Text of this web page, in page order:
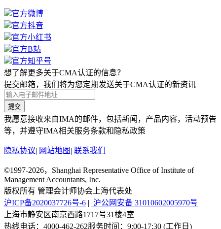
官方微博
官方抖音
官方小红书
官方B站
官方知乎号
想了解更多关于CMA认证的信息？
提交邮箱，我们将为您定期发送关于CMA认证的新资讯
提交
我愿意接收来自IMA的邮件，包括新闻，产品内容，活动预告
等，并遵守IMA相关服务条款和隐私政策
隐私协议| 网站地图 | 联系我们
©1997-2026，Shanghai Representative Office of Institute of
Management Accountants, Inc.
版权所有 管理会计师协会上海代表处
沪ICP备2020037726号-6 | 沪公网安备 31010602005970号
上海市静安区南京西路1717号31楼4室
热线电话： 4000-462-262服务时间：9:00-17:30 (工作日)